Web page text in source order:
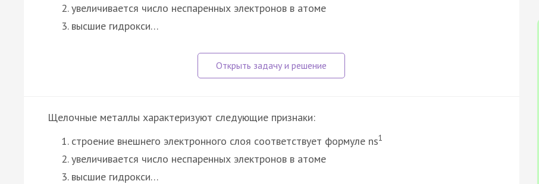
увеличивается число неспаренных электронов в атоме
высшие гидрокси…
Щелочные металлы характеризуют следующие признаки:
строение внешнего электронного слоя соответствует формуле ns1
увеличивается число неспаренных электронов в атоме
высшие гидрокси…